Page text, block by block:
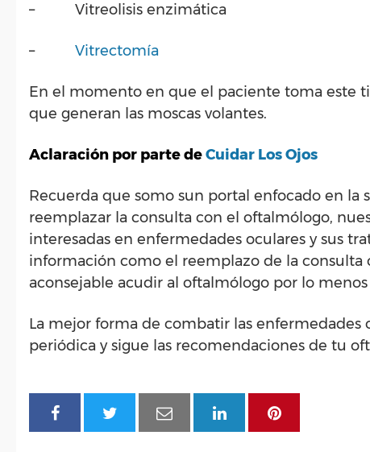
– Vitreolisis enzimática
– Vitrectomía
En el momento en que el paciente toma este
que generan las moscas volantes.
Aclaración por parte deCuidar Los Ojos
Recuerda que somo sun portal enfocado en la
reemplazar la consulta con el oftalmólogo,
interesadas en enfermedades oculares y sus
información como el reemplazo de la
aconsejable acudir al oftalmólogo por lo menos
La mejor forma de combatir las enfermedades
periódica y sigue las recomendaciones de tu